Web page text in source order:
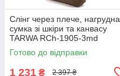
Слінг через плече, нагрудна
сумка зі шкіри та канвасу
TARWA RCh-1905-3md
Готово до відправки
1 231 ₴ 2 397 ₴